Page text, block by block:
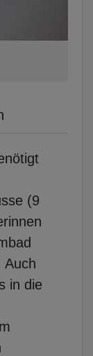
(9
Auch
in die